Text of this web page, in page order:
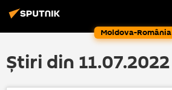
Moldova-România
Știri din 11.07.2022